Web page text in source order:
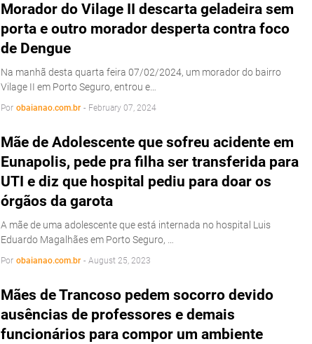
Morador do Vilage II descarta geladeira sem
porta e outro morador desperta contra foco
de Dengue
Na manhã desta quarta feira 07/02/2024, um morador do bairro
Vilage II em Porto Seguro, entrou e…
Por obaianao.com.br - February 07, 2024
Mãe de Adolescente que sofreu acidente em
Eunapolis, pede pra filha ser transferida para
UTI e diz que hospital pediu para doar os
órgãos da garota
A mãe de uma adolescente que está internada no hospital Luis
Eduardo Magalhães em Porto Seguro, …
Por obaianao.com.br - August 25, 2023
Mães de Trancoso pedem socorro devido
ausências de professores e demais
funcionários para compor um ambiente